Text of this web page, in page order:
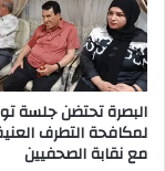
البصرة تحتضن جلسة
لمكافحة التطرف
مع نقابة الصحفيين